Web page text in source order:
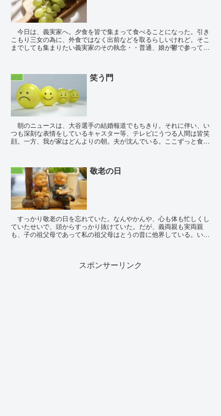
今日は、義実家へ。夕食を皆で集まって食べることになった。引き
こもり三女の為に、外食ではなく出前などを取るらしいけれど。そこ
までしても集まりたい義実家のその執念・・普通、娘が鬱で参ってい
家族 笑う門
朝のニュースは、大谷選手の結婚報道でもちきり。それに伴い、い
つも深刻な表情をしているキャスター等、テレビにうつる人間は皆笑
顔。一方、我が家はどんよりの朝。夫が沈んでいる。ここずっと食欲
家族 敬老の日
すっかり敬老の日を忘れていた。なんやかんや、心も体も忙しくし
ていたせいで、頭からすっかり抜けていた。だが、義両親も実両親
も、子の祖父母であって私の祖父母はとうの昔に他界している。いつ
スポンサーリンク